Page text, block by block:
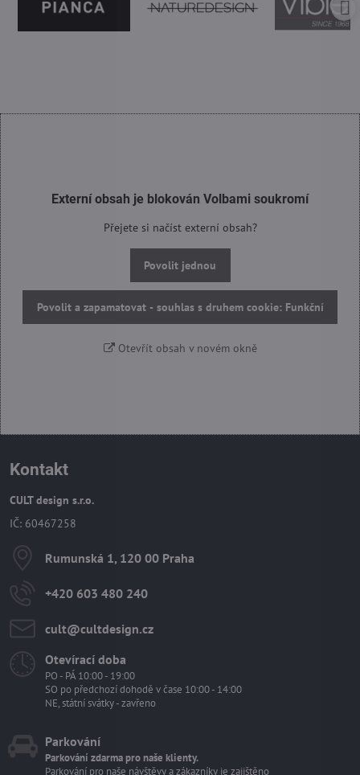
Externí obsah je blokován Volbami soukromí
Přejete si načíst externí obsah?
Povolit jednou
Povolit a zapamatovat - souhlas s druhem cookie: Funkční
Otevřít obsah v novém okně
Kontakt
CULT design s.r.o.
IČ: 60467258
Rumunská 1, 120 00 Praha
+420 603 480 240
cult​@cultdesign​.cz
Otevírací doba
PO - PÁ 10:00 - 19:00
SO po předchozí dohodě v čase 10:00 - 14:00
NE, státní svátky - zavřeno
Parkování
Parkování zdarma pro naše klienty.
Parkování pro naše návštěvy a zákazníky je zajištěno